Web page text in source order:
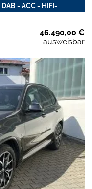
- ACC - HIFI-
46.490,00 €
ausweisbar